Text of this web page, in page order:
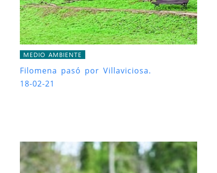
MEDIO AMBIENTE
Filomena pasó por Villaviciosa.
18-02-21